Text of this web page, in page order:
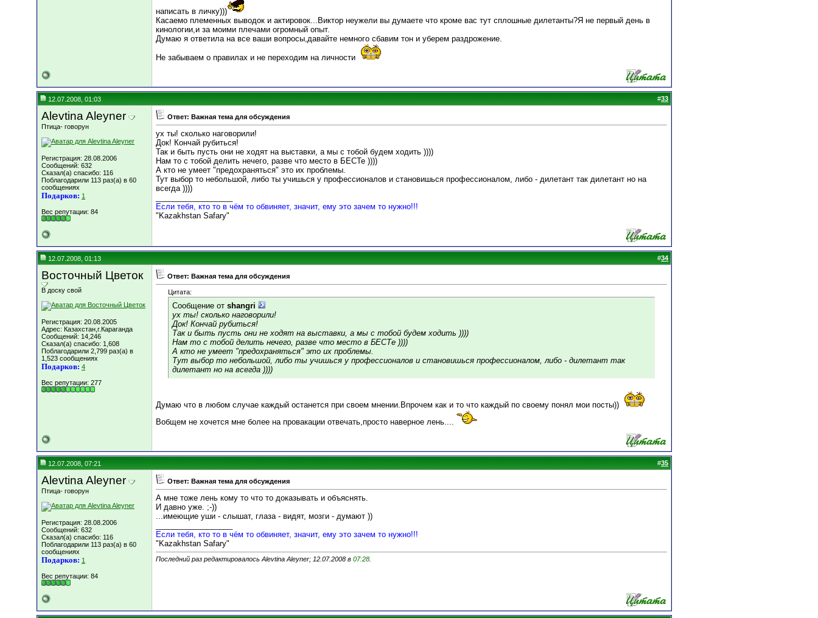
написать в личку)))
Касаемо племенных выводок и актировок...Виктор неужели вы думаете что кроме вас тут сплошные дилетанты?Я не первый день в
кинологии,и за моими плечами огромный опыт.
Думаю я ответила на все ваши вопросы,давайте немного сбавим тон и уберем раздрожение.
Не забываем о правилах и не переходим на личности
12.07.2008, 01:03 #33
Alevtina Aleyner
Птица- говорун
Регистрация: 28.08.2006
Сообщений: 632
Сказал(а) спасибо: 116
Поблагодарили 113 раз(а) в 60
сообщениях
Подарков: 1
Вес репутации: 84
Ответ: Важная тема для обсуждения
ух ты! сколько наговорили!
Док! Кончай рубиться!
Так и быть пусть они не ходят на выставки, а мы с тобой будем ходить ))))
Нам то с тобой делить нечего, разве что место в БЕСТе ))))
А кто не умеет "предохраняться" это их проблемы.
Тут выбор то небольшой, либо ты учишься у профессионалов и становишься профессионалом, либо - дилетант так дилетант но на
всегда ))))
Если тебя, кто то в чём то обвиняет, значит, ему это зачем то нужно!!!
"Kazakhstan Safary"
12.07.2008, 01:13 #34
Восточный Цветок
В доску свой
Регистрация: 20.08.2005
Адрес: Казахстан,г.Караганда
Сообщений: 14,246
Сказал(а) спасибо: 1,608
Поблагодарили 2,799 раз(а) в
1,523 сообщениях
Подарков: 4
Вес репутации: 277
Ответ: Важная тема для обсуждения
Цитата:
Сообщение от shangri
ух ты! сколько наговорили!
Док! Кончай рубиться!
Так и быть пусть они не ходят на выставки, а мы с тобой будем ходить ))))
Нам то с тобой делить нечего, разве что место в БЕСТе ))))
А кто не умеет "предохраняться" это их проблемы.
Тут выбор то небольшой, либо ты учишься у профессионалов и становишься профессионалом, либо - дилетант так
дилетант но на всегда ))))
Думаю что в любом случае каждый останется при своем мнении.Впрочем как и то что каждый по своему понял мои посты))
Вобщем не хочется мне более на провакации отвечать,просто наверное лень....
12.07.2008, 07:21 #35
Alevtina Aleyner
Птица- говорун
Регистрация: 28.08.2006
Сообщений: 632
Сказал(а) спасибо: 116
Поблагодарили 113 раз(а) в 60
сообщениях
Подарков: 1
Вес репутации: 84
Ответ: Важная тема для обсуждения
А мне тоже лень кому то что то доказывать и объяснять.
И давно уже. ;-))
...имеющие уши - слышат, глаза - видят, мозги - думают ))
Если тебя, кто то в чём то обвиняет, значит, ему это зачем то нужно!!!
"Kazakhstan Safary"
Последний раз редактировалось Alevtina Aleyner; 12.07.2008 в 07:28